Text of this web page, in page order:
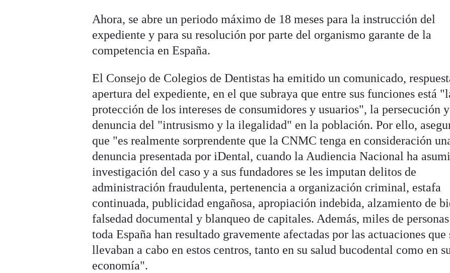
Ahora, se abre un periodo máximo de 18 meses para la instrucción del
expediente y para su resolución por parte del organismo garante de la
competencia en España.
El Consejo de Colegios de Dentistas ha emitido un comunicado,
apertura del expediente, en el que subraya que entre sus funciones está
protección de los intereses de consumidores y usuarios", la persecución y
denuncia del "intrusismo y la ilegalidad" en la población. Por ello,
que "es realmente sorprendente que la CNMC tenga en consideración
denuncia presentada por iDental, cuando la Audiencia Nacional ha
investigación del caso y a sus fundadores se les imputan delitos de
administración fraudulenta, pertenencia a organización criminal, estafa
continuada, publicidad engañosa, apropiación indebida, alzamiento de
falsedad documental y blanqueo de capitales. Además, miles de
toda España han resultado gravemente afectadas por las actuaciones que
llevaban a cabo en estos centros, tanto en su salud bucodental como en
economía".